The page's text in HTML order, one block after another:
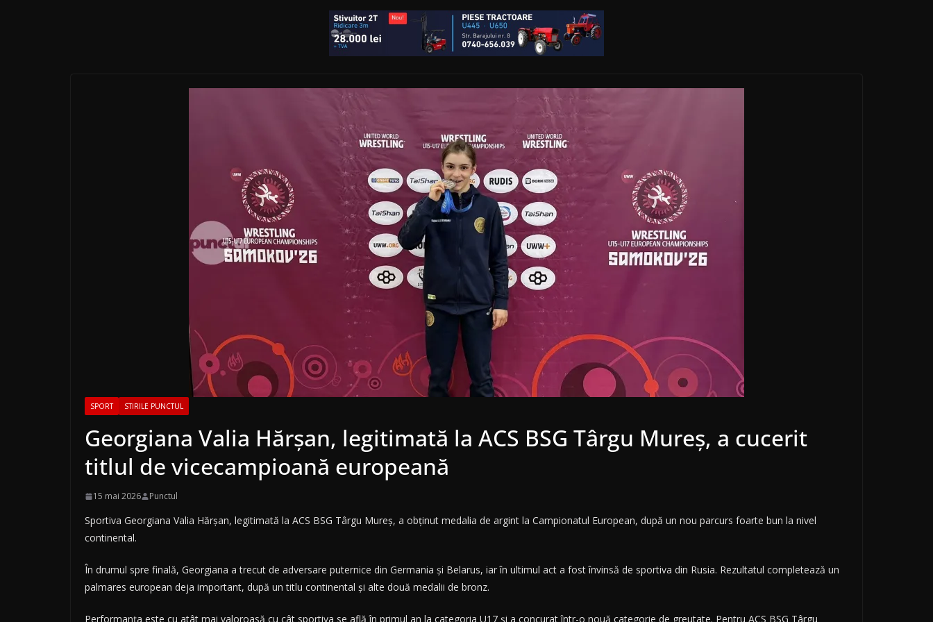
SPORT STIRILE PUNCTUL
Georgiana Valia Hărșan, legitimată la ACS BSG Târgu Mureș, a cucerit
titlul de vicecampioană europeană
15 mai 2026 Punctul
Sportiva Georgiana Valia Hărșan, legitimată la ACS BSG Târgu Mureș, a obținut medalia de argint la Campionatul European, după un nou parcurs foarte bun la nivel
continental.
În drumul spre finală, Georgiana a trecut de adversare puternice din Germania și Belarus, iar în ultimul act a fost învinsă de sportiva din Rusia. Rezultatul completează un
palmares european deja important, după un titlu continental și alte două medalii de bronz.
Performanța este cu atât mai valoroasă cu cât sportiva se află în primul an la categoria U17 și a concurat într-o nouă categorie de greutate. Pentru ACS BSG Târgu